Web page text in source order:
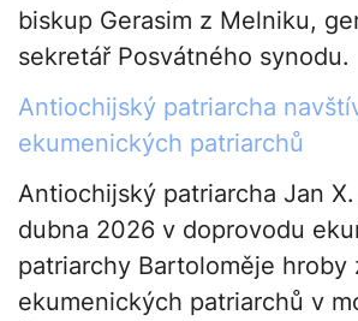
biskup Gerasim z Melniku,
sekretář Posvátného synodu.
Antiochijský patriarcha
ekumenických patriarchů
Antiochijský patriarcha Jan
dubna 2026 v doprovodu
patriarchy Bartoloměje hroby
ekumenických patriarchů v